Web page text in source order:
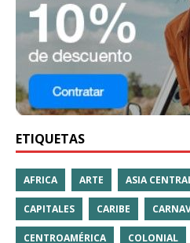
ETIQUETAS
AFRICA ARTE ASIA
CAPITALES CARIBE
CENTROAMÉRICA COLONIAL